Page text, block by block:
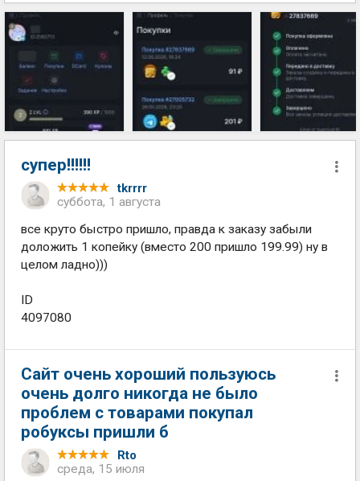
супер!!!!!!
tkrrrr
суббота, 1 августа
все круто быстро пришло, правда к заказу забыли
доложить 1 копейку (вместо 200 пришло 199.99) ну в
целом ладно)))
ID
4097080
Сайт очень хороший пользуюсь
очень долго никогда не было
проблем с товарами покупал
робуксы пришли б
Rto
среда, 15 июля